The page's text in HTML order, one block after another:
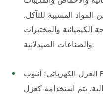
المواد المسببة للتآكل.
والمختبرات
والصناعات الصيدلانية.
العزل الكهربائي: أنبوب PTFE له خصائص عزل كهربائية
يتم استخدامه كعزل